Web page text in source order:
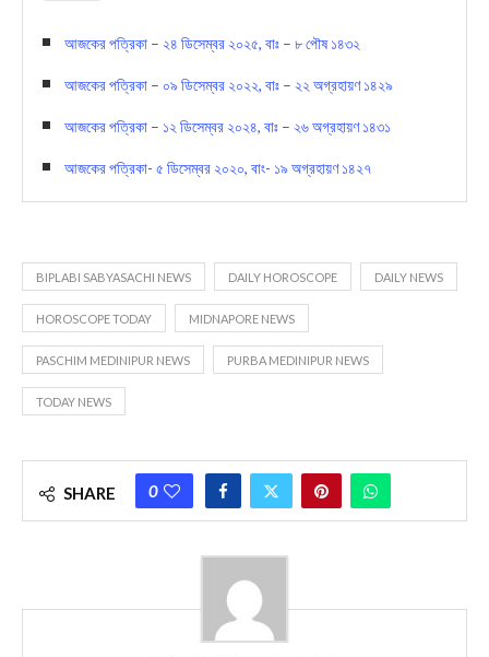
আজকের পত্রিকা – ২৪ ডিসেম্বর ২০২৫, বাঃ – ৮ পৌষ ১৪৩২
আজকের পত্রিকা – ০৯ ডিসেম্বর ২০২২, বাঃ – ২২ অগ্রহায়ণ ১৪২৯
আজকের পত্রিকা – ১২ ডিসেম্বর ২০২৪, বাঃ – ২৬ অগ্রহায়ণ ১৪৩১
আজকের পত্রিকা- ৫ ডিসেম্বর ২০২০, বাং- ১৯ অগ্রহায়ণ ১৪২৭
BIPLABI SABYASACHI NEWS DAILY HOROSCOPE DAILY NEWS
HOROSCOPE TODAY MIDNAPORE NEWS
PASCHIM MEDINIPUR NEWS PURBA MEDINIPUR NEWS
TODAY NEWS
SHARE 0